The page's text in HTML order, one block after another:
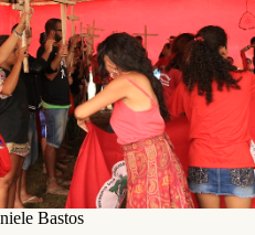
Bastos